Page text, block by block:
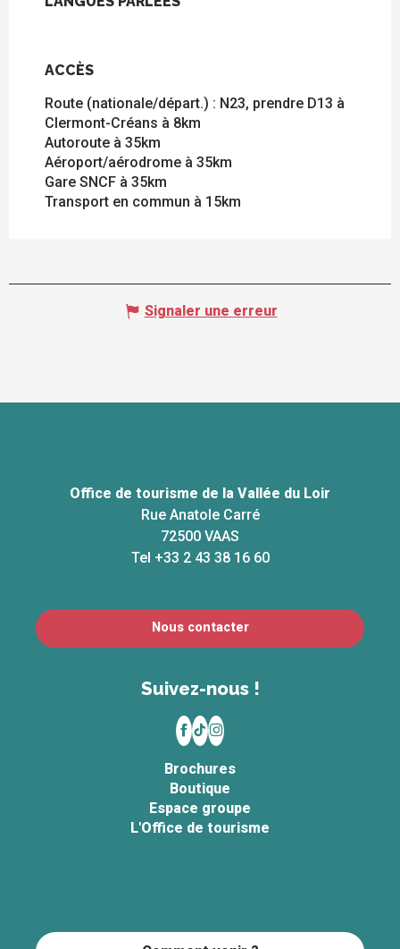
ACCÈS
ACCÈS
Route (nationale/départ.) : N23, prendre D13 à
Clermont-Créans à 8km
Autoroute à 35km
Aéroport/aérodrome à 35km
Gare SNCF à 35km
Transport en commun à 15km
Signaler une erreur
Office de tourisme de la Vallée du Loir
Rue Anatole Carré
72500 VAAS
Tel +33 2 43 38 16 60
Nous contacter
Suivez-nous !
Brochures
Boutique
Espace groupe
L'Office de tourisme